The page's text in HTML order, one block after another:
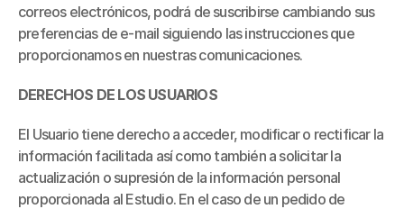
correos electrónicos, podrá de suscribirse cambiando sus
preferencias de e-mail siguiendo las instrucciones que
proporcionamos en nuestras comunicaciones.
DERECHOS DE LOS USUARIOS
El Usuario tiene derecho a acceder, modificar o rectificar la
información facilitada así como también a solicitar la
actualización o supresión de la información personal
proporcionada al Estudio. En el caso de un pedido de